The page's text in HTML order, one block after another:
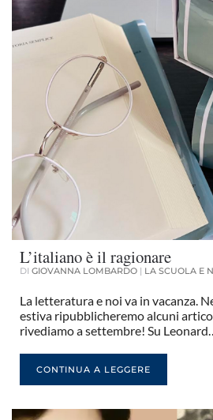
L’italiano è il ragionare
DI GIOVANNA LOMBARDO | LA SCUOLA E
La letteratura e noi va in vacanza.
estiva ripubblicheremo alcuni
rivediamo a settembre! Su Leonard…
CONTINUA A LEGGERE